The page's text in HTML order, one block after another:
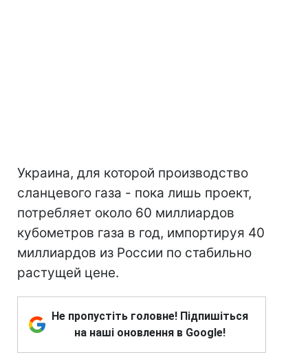
Украина, для которой производство
сланцевого газа - пока лишь проект,
потребляет около 60 миллиардов
кубометров газа в год, импортируя 40
миллиардов из России по стабильно
растущей цене.
Не пропустіть головне! Підпишіться
на наші оновлення в Google!